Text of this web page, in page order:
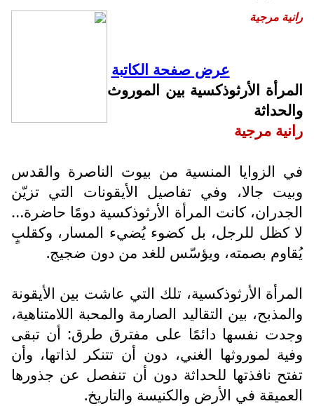
رانية مرجية
عرض صفحة الكاتبة
المرأة الأرثوذكسية بين الموروث
والحداثة
رانية مرجية
في الزوايا المنسية من بيوت الناصرة والقدس
وبيت جالا، وفي تفاصيل الأيقونات التي تزيّن
الجدران، كانت المرأة الأرثوذكسية دومًا حاضرة…
لا كظل للرجل، بل كضوء يُضيء المسار، وكقلبٍ
يُقاوم بصمته، ويؤسّس للغد من دون ضجيج.
المرأة الأرثوذكسية، تلك التي عاشت بين الأيقونة
والمذبح، بين التقاليد الصارمة والمحبة اللامتناهية،
وجدت نفسها دائمًا على مفترق طرق: أن تبقى
وفية لموروثها الغني، دون أن تتنكر لذاتها، وأن
تفتح نافذتها للحداثة دون أن تنفصل عن جذورها
العميقة في الأرض والكنيسة والتاريخ.